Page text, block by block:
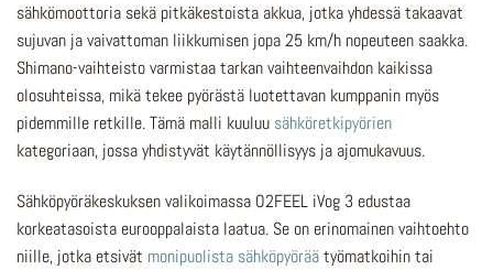
sähkömoottoria sekä pitkäkestoista akkua, jotka yhdessä takaavat
sujuvan ja vaivattoman liikkumisen jopa 25 km/h nopeuteen saakka.
Shimano-vaihteisto varmistaa tarkan vaihteenvaihdon kaikissa
olosuhteissa, mikä tekee pyörästä luotettavan kumppanin myös
pidemmille retkille. Tämä malli kuuluu sähköretkipyörien
kategoriaan, jossa yhdistyvät käytännöllisyys ja ajomukavuus.
Sähköpyöräkeskuksen valikoimassa O2FEEL iVog 3 edustaa
korkeatasoista eurooppalaista laatua. Se on erinomainen vaihtoehto
niille, jotka etsivät monipuolista sähköpyöräätyömatkoihin tai